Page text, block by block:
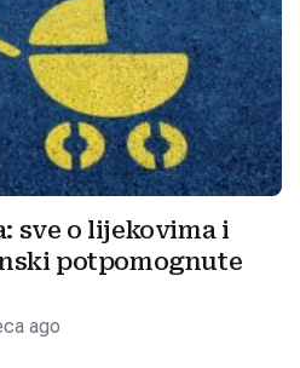
sve o lijekovima i
potpomognute
ago